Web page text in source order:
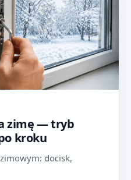
zimę — tryb
kroku
docisk,